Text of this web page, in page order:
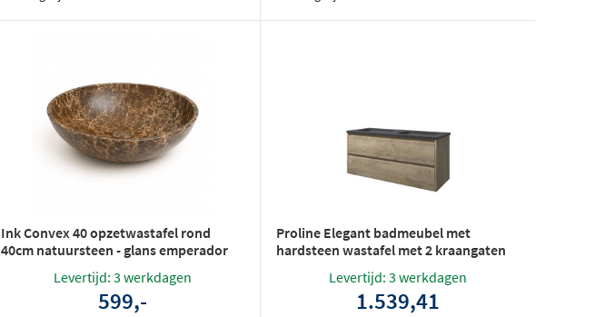
Ink Convex 40 opzetwastafel rond
40cm natuursteen - glans emperador
Levertijd: 3 werkdagen
599,-
Proline Elegant badmeubel met
hardsteen wastafel met 2 kraangaten
en onderkast symmetrisch - Raw oak -
120x46cm (bxd)Levertijd: 3 werkdagen
1.539,41